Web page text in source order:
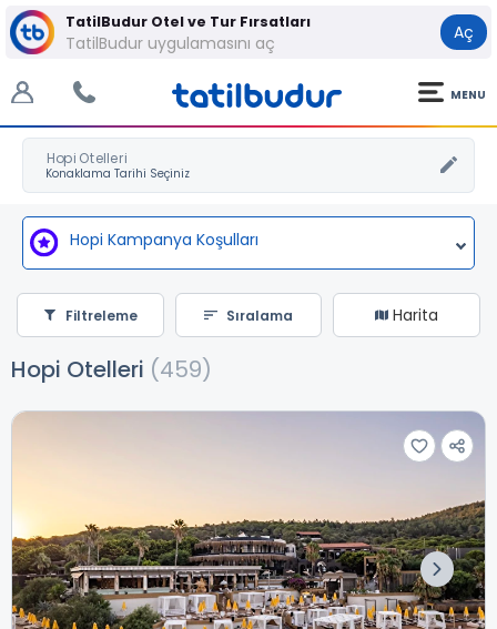
TatilBudur Otel ve Tur Fırsatları
TatilBudur uygulamasını aç Aç
MENU
Hopi Otelleri
Hopi Kampanya Koşulları
Harita
Sıralama
Filtreleme
Hopi Otelleri (459)